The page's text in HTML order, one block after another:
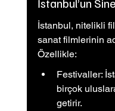
İstanbul, nitelikli
sanat filmlerinin
Özellikle:
Festivaller:
birçok
getirir.